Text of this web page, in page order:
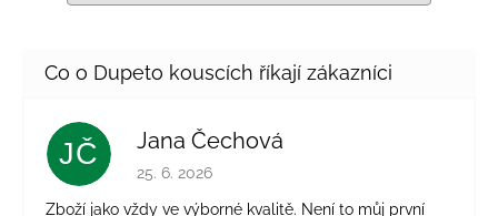
JČ Jana Čechová
Hodnocení obchodu je 5 z 5 hvězdiček.
25. 6. 2026
Zboží jako vždy ve výborné kvalitě. Není to můj první